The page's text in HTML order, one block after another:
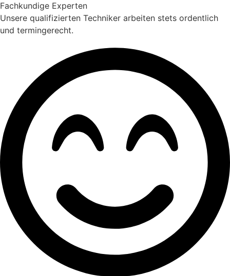
Fachkundige Experten
Unsere qualifizierten Techniker arbeiten stets ordentlich
und termingerecht.